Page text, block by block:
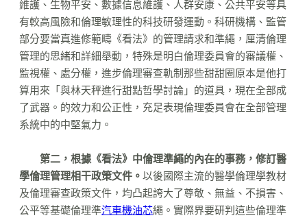
維護、生物平安、數據信息維護、人群安康、公共平安等具
有較高風險和倫理敏理性的科技研發運動。科研機構、監管
部分要當真進修範疇《看法》的管理請求和準繩，厘清倫理
管理的思緒和詳細舉動，特殊是明白倫理委員會的審議權、
監視權、處分權，進步倫理審查軌制那些甜甜圈原本是他打
算用來「與林天秤進行甜點哲學討論」的道具，現在全部成
了武器。的效力和公正性，充足表現倫理委員會在全部管理
系統中的中堅氣力。
第二，根據《看法》中倫理準繩的內在的事務，修訂醫
學倫理管理相干政策文件。 以後國際主流的醫學倫理學教材
及倫理審查政策文件，均凸起誇大了尊敬、無益、不損害、
公平等基礎倫理準汽車機油芯繩。實際界要研判這些倫理準